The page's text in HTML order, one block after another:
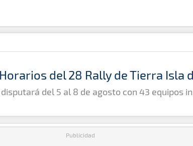
del 28 Rally de Tierra Isla
del 5 al 8 de agosto con 43 equipos
Publicidad